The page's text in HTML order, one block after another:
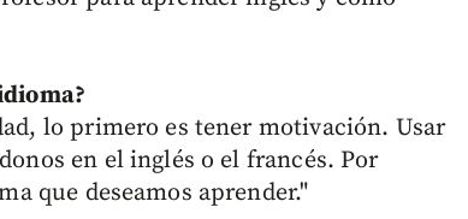
lo primero es tener motivación. Usar
en el inglés o el francés. Por
que deseamos aprender."